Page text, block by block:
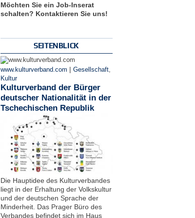
Möchten Sie ein Job-Inserat
schalten? Kontaktieren Sie uns!
SEITENBLICK
www.kulturverband.com | Gesellschaft,
Kultur
Kulturverband der Bürger
deutscher Nationalität in der
Tschechischen Republik
Die Hauptidee des Kulturverbandes
liegt in der Erhaltung der Volkskultur
und der deutschen Sprache der
Minderheit. Das Prager Büro des
Verbandes befindet sich im Haus